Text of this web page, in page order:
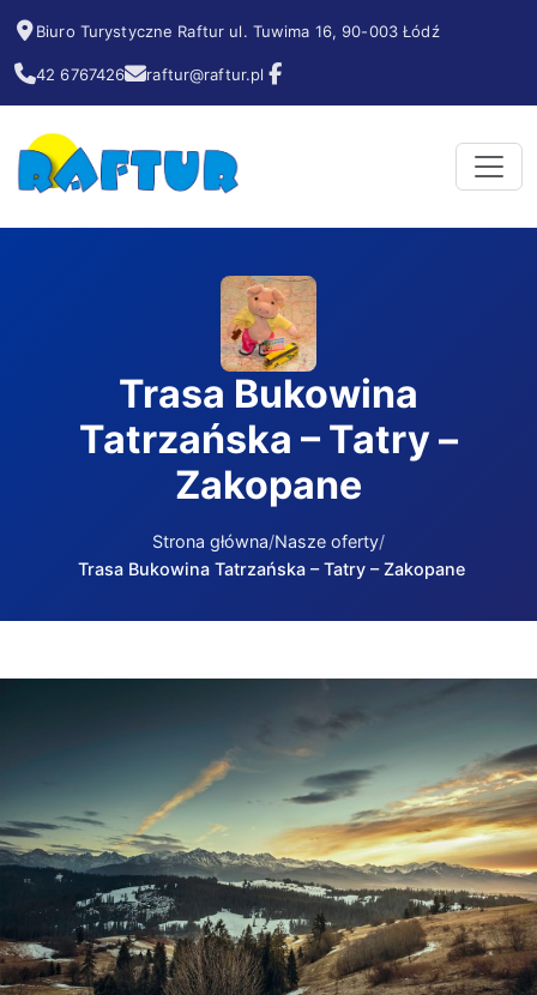
Biuro Turystyczne Raftur ul. Tuwima 16, 90-003 Łódź
42 6767426 raftur@raftur.pl
Trasa Bukowina
Tatrzańska – Tatry –
Zakopane
Strona główna Nasze oferty
Trasa Bukowina Tatrzańska – Tatry – Zakopane